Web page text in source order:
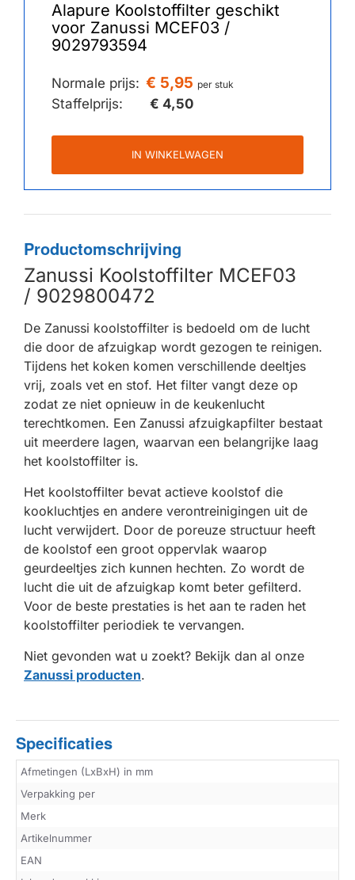
Alapure Koolstoffilter geschikt
voor Zanussi MCEF03 /
9029793594
Normale prijs: € 5,95 per stuk
Staffelprijs: € 4,50
IN WINKELWAGEN
Productomschrijving
Zanussi Koolstoffilter MCEF03
/ 9029800472
De Zanussi koolstoffilter is bedoeld om de lucht
die door de afzuigkap wordt gezogen te reinigen.
Tijdens het koken komen verschillende deeltjes
vrij, zoals vet en stof. Het filter vangt deze op
zodat ze niet opnieuw in de keukenlucht
terechtkomen. Een Zanussi afzuigkapfilter bestaat
uit meerdere lagen, waarvan een belangrijke laag
het koolstoffilter is.
Het koolstoffilter bevat actieve koolstof die
kookluchtjes en andere verontreinigingen uit de
lucht verwijdert. Door de poreuze structuur heeft
de koolstof een groot oppervlak waarop
geurdeeltjes zich kunnen hechten. Zo wordt de
lucht die uit de afzuigkap komt beter gefilterd.
Voor de beste prestaties is het aan te raden het
koolstoffilter periodiek te vervangen.
Niet gevonden wat u zoekt? Bekijk dan al onze
Zanussi producten.
Specificaties
Afmetingen (LxBxH) in mm
Verpakking per
Merk
Artikelnummer
EAN